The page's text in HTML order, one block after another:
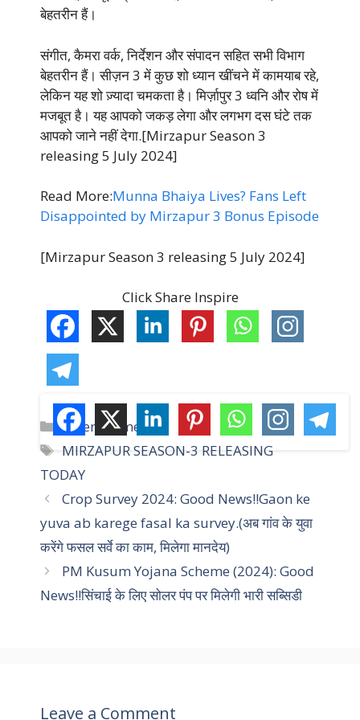
बेहतरीन हैं।
संगीत, कैमरा वर्क, निर्देशन और संपादन सहित सभी विभाग
बेहतरीन हैं। सीज़न 3 में कुछ शो ध्यान खींचने में कामयाब रहे,
लेकिन यह शो ज़्यादा चमकता है। मिर्ज़ापुर 3 ध्वनि और रोष में
मजबूत है। यह आपको जकड़ लेगा और लगभग दस घंटे तक
आपको जाने नहीं देगा.[Mirzapur Season 3
releasing 5 July 2024]
Read More:Munna Bhaiya Lives? Fans Left
Disappointed by Mirzapur 3 Bonus Episode
[Mirzapur Season 3 releasing 5 July 2024]
Click Share Inspire
C
a
e
g
o
r
i
s
Entertainment
T
a
s
MIRZAPUR SEASON-3 RELEASING
TODAY
Crop Survey 2024: Good News!!Gaon ke
yuva ab karege fasal ka survey.(अब गांव के युवा
करेंगे फसल सर्वे का काम, मिलेगा मानदेय)
PM Kusum Yojana Scheme (2024): Good
News!!सिंचाई के लिए सोलर पंप पर मिलेगी भारी सब्सिडी
Leave a Comment